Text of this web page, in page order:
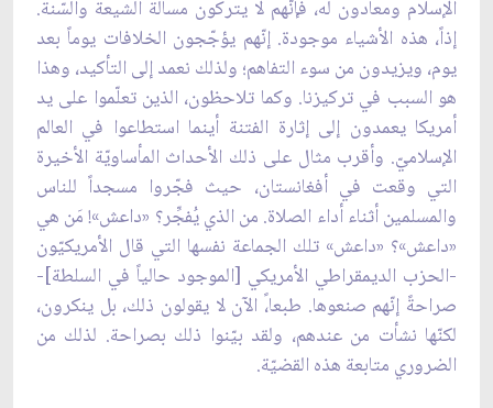
الإسلام ومعادون له، فإنّهم لا يتركون مسألة الشيعة والسّنة.
إذاً، هذه الأشياء موجودة. إنّهم يؤجّجون الخلافات يوماً بعد
يوم، ويزيدون من سوء التفاهم؛ ولذلك نعمد إلى التأكيد، وهذا
هو السبب في تركيزنا. وكما تلاحظون، الذين تعلّموا على يد
أمريكا يعمدون إلى إثارة الفتنة أينما استطاعوا في العالم
الإسلاميّ. وأقرب مثال على ذلك الأحداث المأساويّة الأخيرة
التي وقعت في أفغانستان، حيث فجّروا مسجداً للناس
والمسلمين أثناء أداء الصلاة. من الذي يُفجِّر؟ «داعش»! مَن هي
«داعش»؟ «داعش» تلك الجماعة نفسها التي قال الأمريكيّون
-الحزب الديمقراطي الأمريكي [الموجود حالياً في السلطة]-
صراحةً إنّهم صنعوها. طبعا،ً الآن لا يقولون ذلك، بل ينكرون،
لكنّها نشأت من عندهم، ولقد بيّنوا ذلك بصراحة. لذلك من
الضروري متابعة هذه القضيّة.